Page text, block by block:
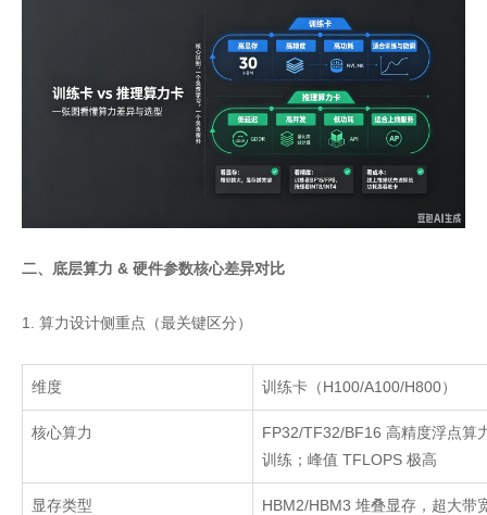
二、底层算力 & 硬件参数核心差异对比
1. 算力设计侧重点（最关键区分）
维度 训练卡（H100/A100/H800）
核心算力 FP32/TF32/BF16 高精度浮点算
训练；峰值 TFLOPS 极高
显存类型 HBM2/HBM3 堆叠显存，超大带